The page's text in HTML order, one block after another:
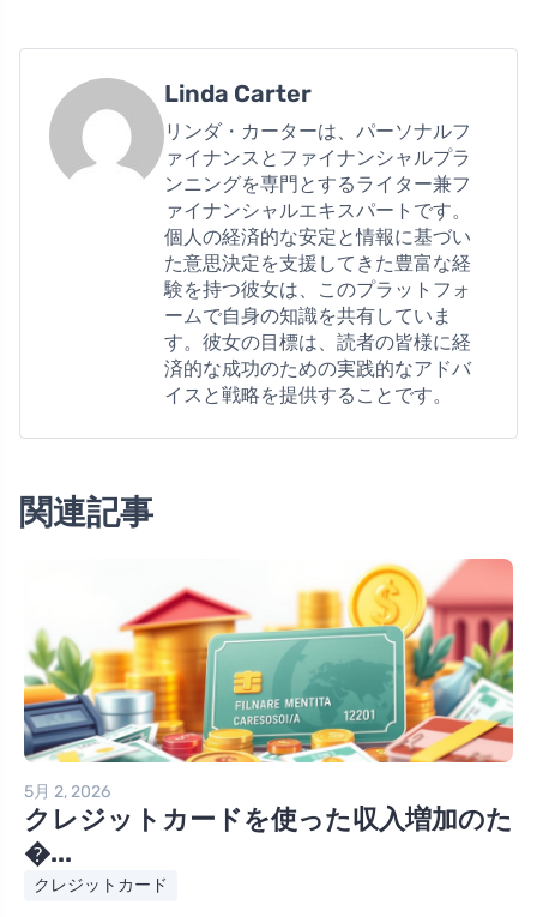
Linda Carter
リンダ・カーターは、パーソナルフ
ァイナンスとファイナンシャルプラ
ンニングを専門とするライター兼フ
ァイナンシャルエキスパートです。
個人の経済的な安定と情報に基づい
た意思決定を支援してきた豊富な経
験を持つ彼女は、このプラットフォ
ームで自身の知識を共有していま
す。彼女の目標は、読者の皆様に経
済的な成功のための実践的なアドバ
イスと戦略を提供することです。
関連記事
5月 2, 2026
クレジットカードを使った収入増加のた
�...
クレジットカード